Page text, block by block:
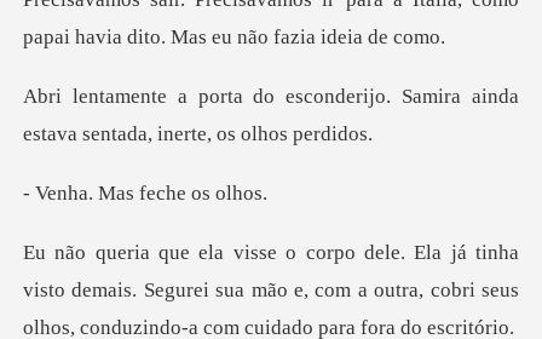
papai havia d
nderijo. Samira ainda
estava se
Mas feche
isto demais. Segurei sua mão e, com a outra, cobri seus